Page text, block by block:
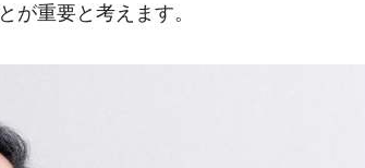
が重要と考えます。